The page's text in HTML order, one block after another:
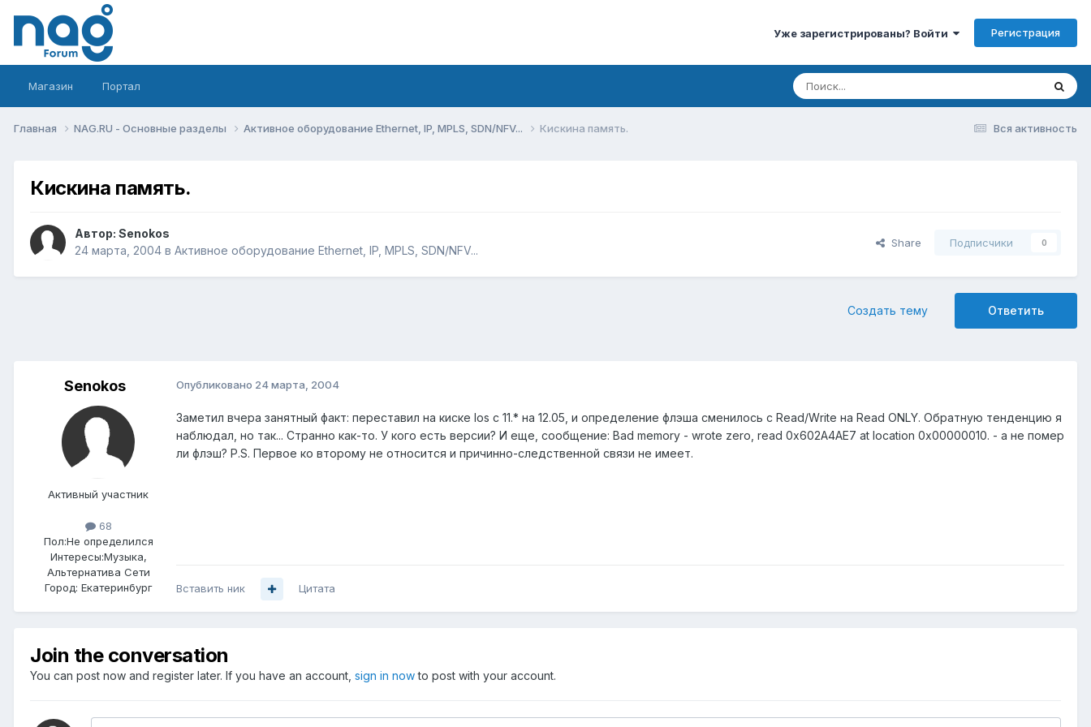
Уже зарегистрированы? Войти Регистрация
Магазин Портал
Вся активность
Главная NAG.RU - Основные разделы Активное оборудование Ethernet, IP, MPLS, SDN/NFV... Кискина память.
Кискина память.
Автор: Senokos
24 марта, 2004 в Активное оборудование Ethernet, IP, MPLS, SDN/NFV...
Share Подписчики 0
Ответить
Создать тему
Senokos
Активный участник
68
Пол:Не определился
Интересы:Музыка,
Альтернатива Сети
Город: Екатеринбург
Опубликовано 24 марта, 2004
Заметил вчера занятный факт: переставил на киске Ios с 11.* на 12.05, и определение флэша сменилось с Read/Write на Read ONLY. Обратную тенденцию я
наблюдал, но так... Странно как-то. У кого есть версии? И еще, сообщение: Bad memory - wrote zero, read 0x602A4AE7 at location 0x00000010. - а не помер
ли флэш? P.S. Первое ко второму не относится и причинно-следственной связи не имеет.
Вставить ник Цитата
Join the conversation
You can post now and register later. If you have an account, sign in nowto post with your account.